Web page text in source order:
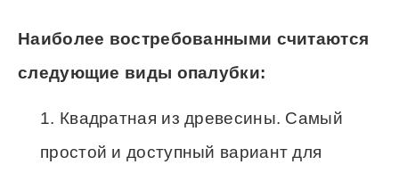
Наиболее востребованными считаются
следующие виды опалубки:
Квадратная из древесины. Самый
простой и доступный вариант для